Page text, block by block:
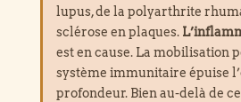
lupus, de la polyarthrite
sclérose en plaques.
est en cause. La mobilisation
système immunitaire épuise
profondeur. Bien au-delà de